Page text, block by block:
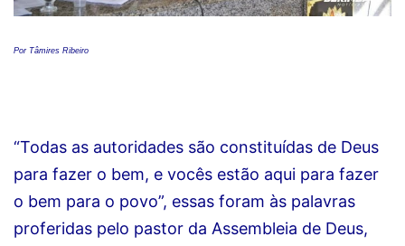
Por Tâmires Ribeiro
“Todas as autoridades são constituídas de Deus
para fazer o bem, e vocês estão aqui para fazer
o bem para o povo”, essas foram às palavras
proferidas pelo pastor da Assembleia de Deus,